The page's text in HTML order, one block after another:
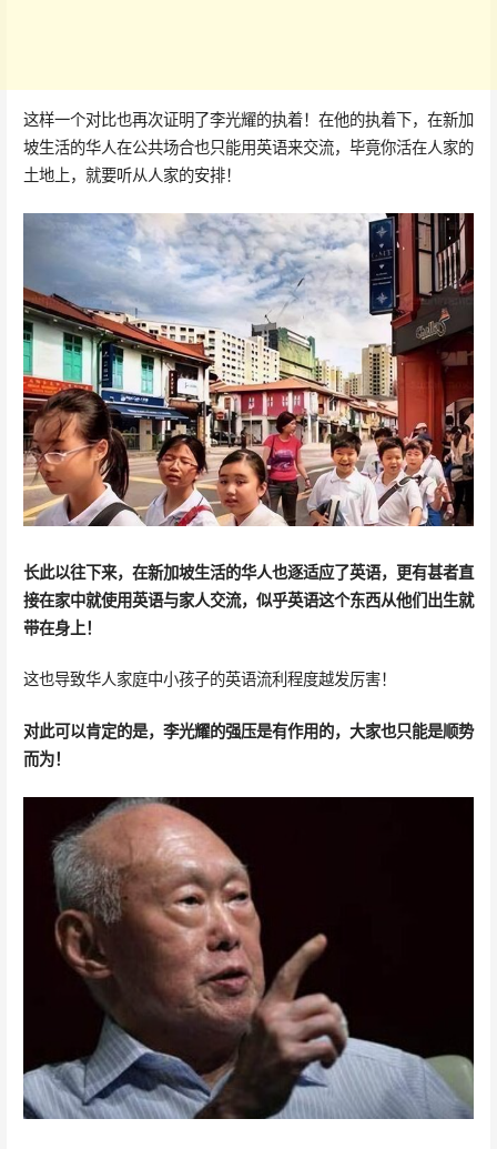
这样一个对比也再次证明了李光耀的执着！在他的执着下，在新加
坡生活的华人在公共场合也只能用英语来交流，毕竟你活在人家的
土地上，就要听从人家的安排！
长此以往下来，在新加坡生活的华人也逐适应了英语，更有甚者直
接在家中就使用英语与家人交流，似乎英语这个东西从他们出生就
带在身上！
这也导致华人家庭中小孩子的英语流利程度越发厉害！
对此可以肯定的是，李光耀的强压是有作用的，大家也只能是顺势
而为！